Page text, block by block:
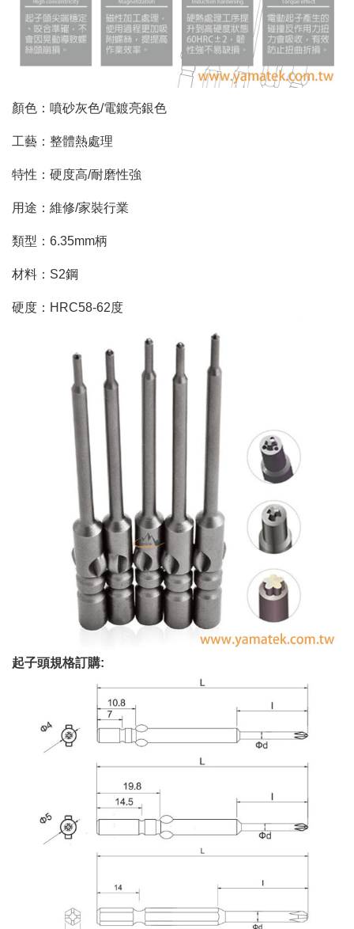
顏色：噴砂灰色/電鍍亮銀色
工藝：整體熱處理
特性：硬度高/耐磨性強
用途：維修/家裝行業
類型： 6.35mm柄
材料： S2鋼
硬度： HRC58-62度
起子頭規格訂購: